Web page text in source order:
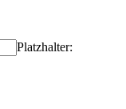
Platzhalter: